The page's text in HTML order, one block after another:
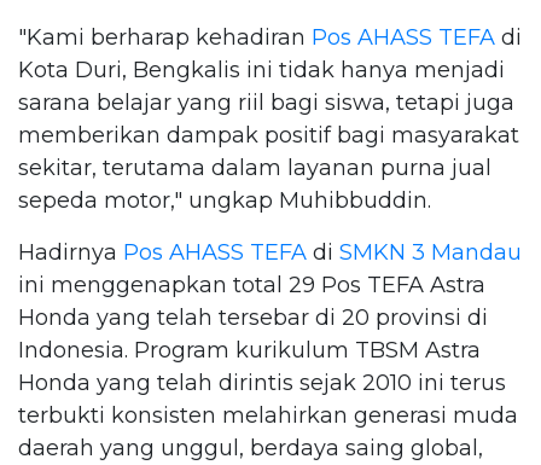
"Kami berharap kehadiran Pos AHASS TEFA di
Kota Duri, Bengkalis ini tidak hanya menjadi
sarana belajar yang riil bagi siswa, tetapi juga
memberikan dampak positif bagi masyarakat
sekitar, terutama dalam layanan purna jual
sepeda motor," ungkap Muhibbuddin.
Hadirnya Pos AHASS TEFA di SMKN 3 Mandau
ini menggenapkan total 29 Pos TEFA Astra
Honda yang telah tersebar di 20 provinsi di
Indonesia. Program kurikulum TBSM Astra
Honda yang telah dirintis sejak 2010 ini terus
terbukti konsisten melahirkan generasi muda
daerah yang unggul, berdaya saing global,